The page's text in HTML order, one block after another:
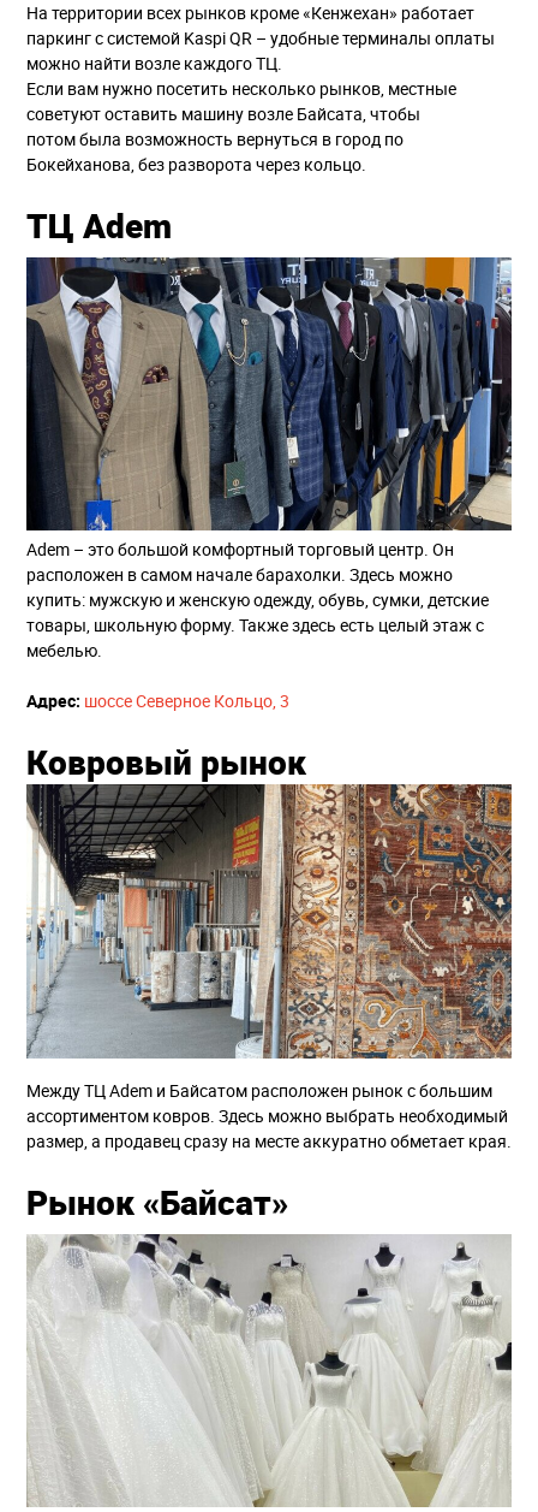
На территории всех рынков кроме «Кенжехан» работает
паркинг с системой Kaspi QR – удобные терминалы оплаты
можно найти возле каждого ТЦ.
Если вам нужно посетить несколько рынков, местные
советуют оставить машину возле Байсата, чтобы
потом была возможность вернуться в город по
Бокейханова, без разворота через кольцо.
ТЦ Adem
Adem – это большой комфортный торговый центр. Он
расположен в самом начале барахолки. Здесь можно
купить: мужскую и женскую одежду, обувь, сумки, детские
товары, школьную форму. Также здесь есть целый этаж с
мебелью.
Адрес: шоссе Северное Кольцо, 3
Ковровый рынок
Между ТЦ Adem и Байсатом расположен рынок с большим
ассортиментом ковров. Здесь можно выбрать необходимый
размер, а продавец сразу на месте аккуратно обметает края.
Рынок «Байсат»‎